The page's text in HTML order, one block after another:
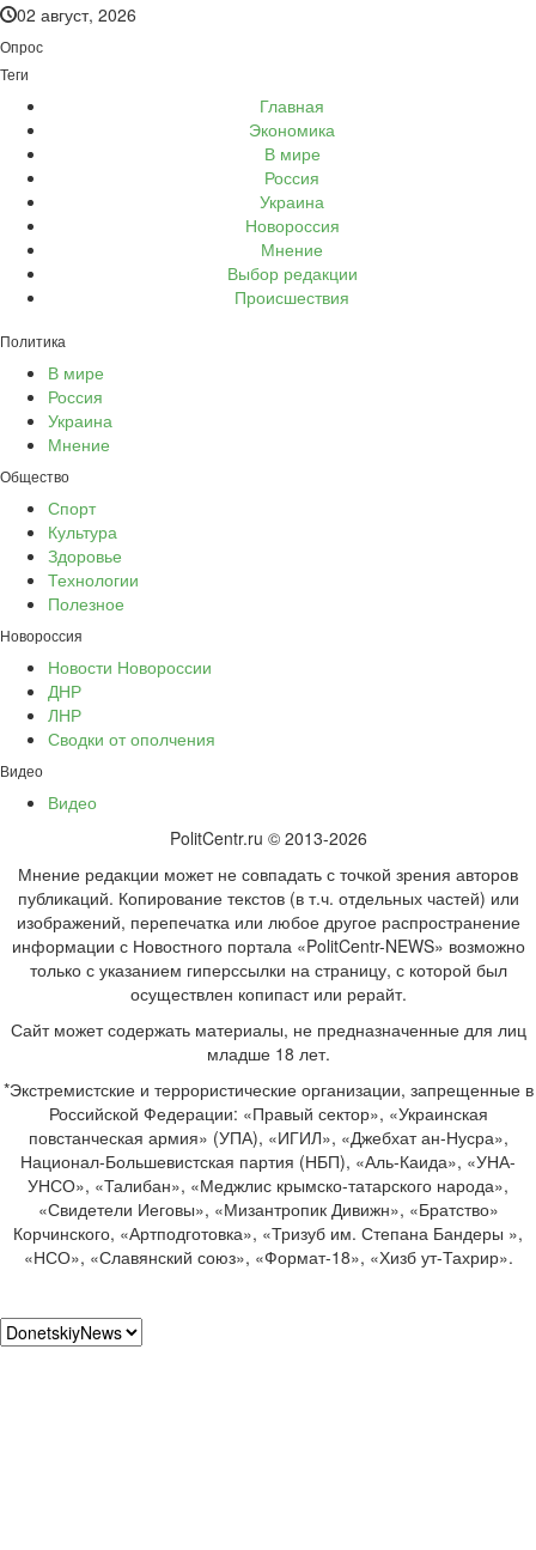
02 август, 2026
Опрос
Теги
Главная
Экономика
В мире
Россия
Украина
Новороссия
Мнение
Выбор редакции
Происшествия
Политика
В мире
Россия
Украина
Мнение
Общество
Спорт
Культура
Здоровье
Технологии
Полезное
Новороссия
Новости Новороссии
ДНР
ЛНР
Сводки от ополчения
Видео
Видео
PolitCentr.ru © 2013-2026
Мнение редакции может не совпадать с точкой зрения авторов
публикаций. Копирование текстов (в т.ч. отдельных частей) или
изображений, перепечатка или любое другое распространение
информации с Новостного портала «PolitCentr-NEWS» возможно
только с указанием гиперссылки на страницу, с которой был
осуществлен копипаст или рерайт.
Сайт может содержать материалы, не предназначенные для лиц
младше 18 лет.
*Экстремистские и террористические организации, запрещенные в
Российской Федерации: «Правый сектор», «Украинская
повстанческая армия» (УПА), «ИГИЛ», «Джебхат ан-Нусра»,
Национал-Большевистская партия (НБП), «Аль-Каида», «УНА-
УНСО», «Талибан», «Меджлис крымско-татарского народа»,
«Свидетели Иеговы», «Мизантропик Дивижн», «Братство»
Корчинского, «Артподготовка», «Тризуб им. Степана Бандеры »,
«НСО», «Славянский союз», «Формат-18», «Хизб ут-Тахрир».